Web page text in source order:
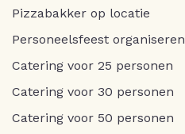
Pizzabakker op locatie
Personeelsfeest organiseren
Catering voor 25 personen
Catering voor 30 personen
Catering voor 50 personen